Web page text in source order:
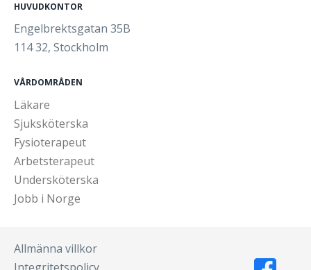
HUVUDKONTOR
Engelbrektsgatan 35B
114 32, Stockholm
VÅRDOMRÅDEN
Läkare
Sjuksköterska
Fysioterapeut
Arbetsterapeut
Undersköterska
Jobb i Norge
Allmänna villkor
Integritetspolicy